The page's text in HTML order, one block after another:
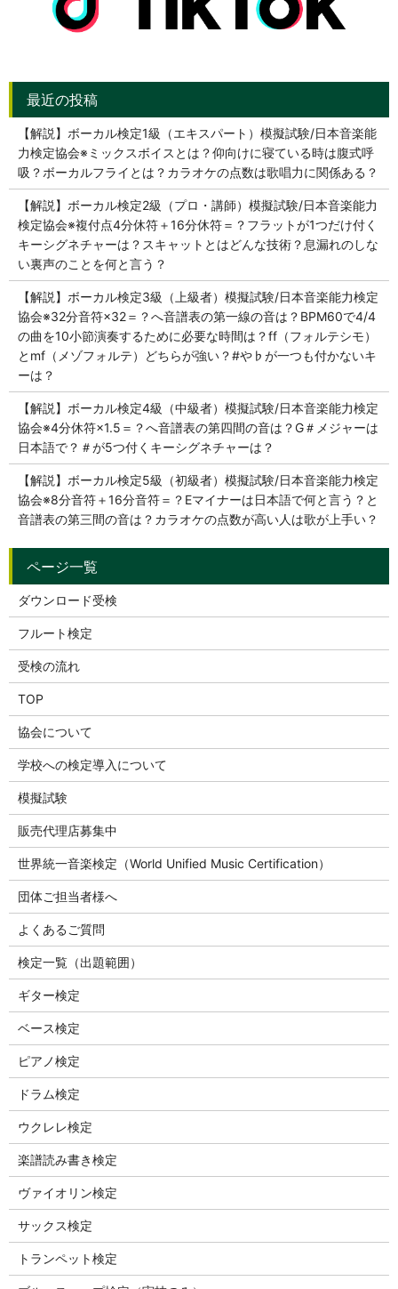
【解説】ボーカル検定1級（エキスパート）模擬試験/日本音楽能
力検定協会※ミックスボイスとは？仰向けに寝ている時は腹式呼
吸？ボーカルフライとは？カラオケの点数は歌唱力に関係ある？
【解説】ボーカル検定2級（プロ・講師）模擬試験/日本音楽能力
検定協会※複付点4分休符＋16分休符＝？フラットが1つだけ付く
キーシグネチャーは？スキャットとはどんな技術？息漏れのしな
い裏声のことを何と言う？
【解説】ボーカル検定3級（上級者）模擬試験/日本音楽能力検定
協会※32分音符×32＝？へ音譜表の第一線の音は？BPM60で4/4
の曲を10小節演奏するために必要な時間は？ff（フォルテシモ）
とmf（メゾフォルテ）どちらが強い？#や♭が一つも付かないキ
ーは？
【解説】ボーカル検定4級（中級者）模擬試験/日本音楽能力検定
協会※4分休符×1.5＝？へ音譜表の第四間の音は？G＃メジャーは
日本語で？＃が5つ付くキーシグネチャーは？
【解説】ボーカル検定5級（初級者）模擬試験/日本音楽能力検定
協会※8分音符＋16分音符＝？Eマイナーは日本語で何と言う？と
音譜表の第三間の音は？カラオケの点数が高い人は歌が上手い？
ダウンロード受検
フルート検定
受検の流れ
TOP
協会について
学校への検定導入について
模擬試験
販売代理店募集中
世界統一音楽検定（World Unified Music Certification）
団体ご担当者様へ
よくあるご質問
検定一覧（出題範囲）
ギター検定
ベース検定
ピアノ検定
ドラム検定
ウクレレ検定
楽譜読み書き検定
ヴァイオリン検定
サックス検定
トランペット検定